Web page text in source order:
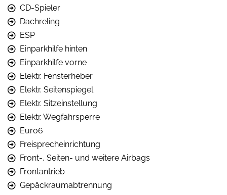
CD-Spieler
Dachreling
ESP
Einparkhilfe hinten
Einparkhilfe vorne
Elektr. Fensterheber
Elektr. Seitenspiegel
Elektr. Sitzeinstellung
Elektr. Wegfahrsperre
Euro6
Freisprecheinrichtung
Front-, Seiten- und weitere Airbags
Frontantrieb
Gepäckraumabtrennung